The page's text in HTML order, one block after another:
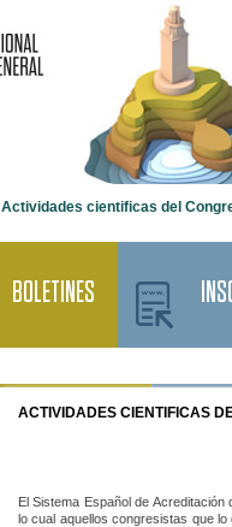
Actividades cientificas del
BOLETINES
ACTIVIDADES CIENTIFICAS
El Sistema Español de
lo cual aquellos congresistas que